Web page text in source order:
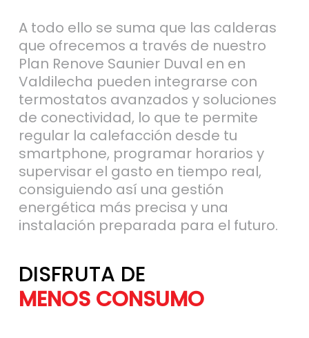
A todo ello se suma que las calderas
que ofrecemos a través de nuestro
Plan Renove Saunier Duval en en
Valdilecha pueden integrarse con
termostatos avanzados y soluciones
de conectividad, lo que te permite
regular la calefacción desde tu
smartphone, programar horarios y
supervisar el gasto en tiempo real,
consiguiendo así una gestión
energética más precisa y una
instalación preparada para el futuro.
DISFRUTA DE